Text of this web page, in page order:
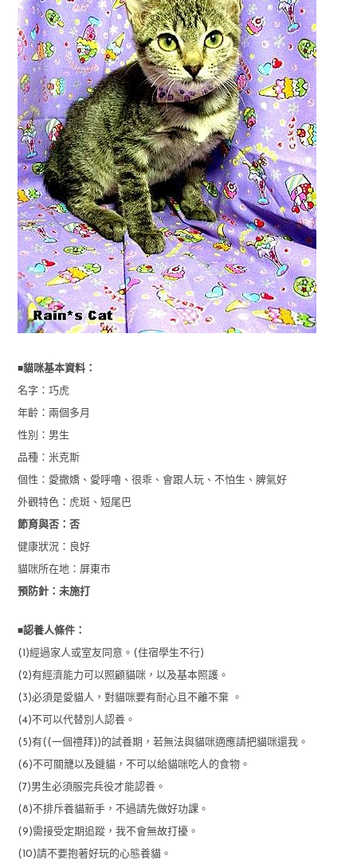
■貓咪基本資料：
名字：巧虎
年齡：兩個多月
性別：男生
品種：米克斯
個性：愛撒嬌、愛呼嚕、很乖、會跟人玩、不怕生、脾氣好
外觀特色：虎斑、短尾巴
節育與否：否
健康狀況：良好
貓咪所在地：屏東市
預防針：未施打
■認養人條件：
(1)經過家人或室友同意。(住宿學生不行)
(2)有經濟能力可以照顧貓咪，以及基本照護。
(3)必須是愛貓人，對貓咪要有耐心且不離不棄 。
(4)不可以代替別人認養。
(5)有((一個禮拜))的試養期，若無法與貓咪適應請把貓咪還我。
(6)不可關籠以及鏈貓，不可以給貓咪吃人的食物。
(7)男生必須服完兵役才能認養。
(8)不排斥養貓新手，不過請先做好功課。
(9)需接受定期追蹤，我不會無故打擾。
(10)請不要抱著好玩的心態養貓。